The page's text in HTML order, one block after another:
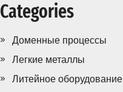
Categories
Доменные процессы
Легкие металлы
Литейное оборудование